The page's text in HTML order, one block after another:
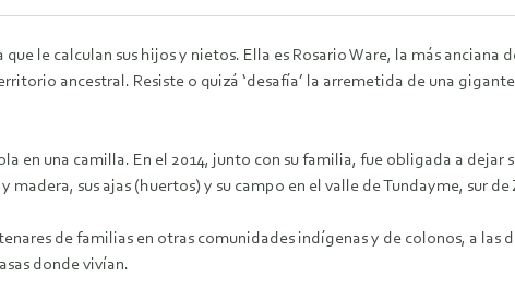
que le calculan sus hijos y nietos. Ella es Rosario Ware, la más anciana
ancestral. Resiste o quizá ‘desafía’ la arremetida de una
en una camilla. En el 2014, junto con su familia, fue obligada a dejar
madera, sus ajas (huertos) y su campo en el valle de Tundayme, sur
de familias en otras comunidades indígenas y de colonos, a las
donde vivían.